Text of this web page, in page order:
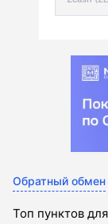
Обратный обмен
Топ пунктов